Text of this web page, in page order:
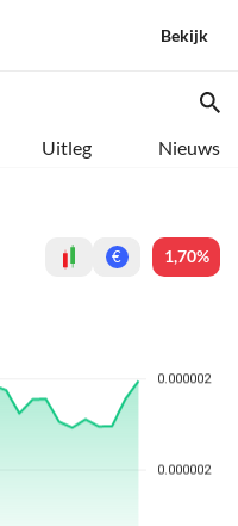
Bekijk
Uitleg Nieuws
€ 1,70%